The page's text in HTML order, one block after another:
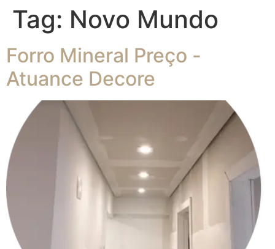
Tag: Novo Mundo
Forro Mineral Preço -
Atuance Decore